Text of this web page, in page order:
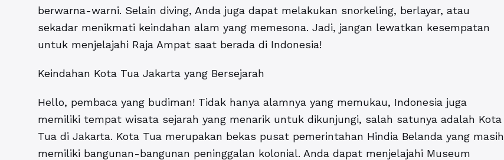
berwarna-warni. Selain diving, Anda juga dapat melakukan snorkeling, berlayar, atau
sekadar menikmati keindahan alam yang memesona. Jadi, jangan lewatkan kesempatan
untuk menjelajahi Raja Ampat saat berada di Indonesia!
Keindahan Kota Tua Jakarta yang Bersejarah
Hello, pembaca yang budiman! Tidak hanya alamnya yang memukau, Indonesia juga
memiliki tempat wisata sejarah yang menarik untuk dikunjungi, salah satunya adalah Kota
Tua di Jakarta. Kota Tua merupakan bekas pusat pemerintahan Hindia Belanda yang masih
memiliki bangunan-bangunan peninggalan kolonial. Anda dapat menjelajahi Museum